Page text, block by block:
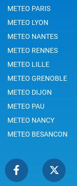
METEO PARIS
METEO LYON
METEO NANTES
METEO RENNES
METEO LILLE
METEO GRENOBLE
METEO DIJON
METEO PAU
METEO NANCY
METEO BESANCON